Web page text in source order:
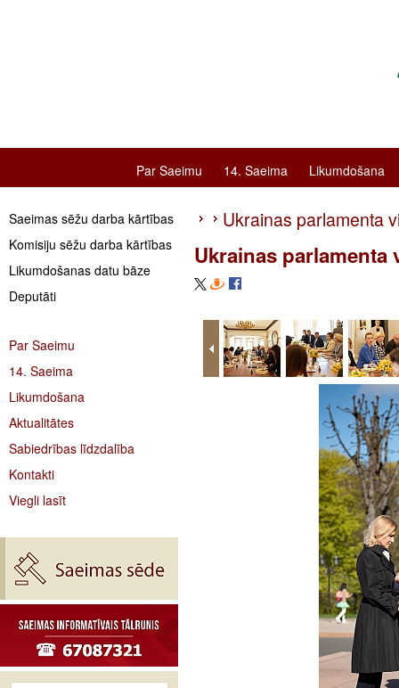
Par Saeimu 14. Saeima Likumdošana
Saeimas sēžu darba kārtības
Komisiju sēžu darba kārtības
Likumdošanas datu bāze
Deputāti
Par Saeimu
14. Saeima
Likumdošana
Aktualitātes
Sabiedrības līdzdalība
Kontakti
Viegli lasīt
Ukrainas parlamenta
Ukrainas parlamenta